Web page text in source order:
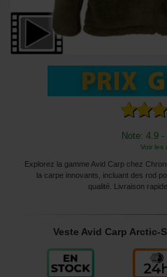
Note: 4.9 -
Voir les
Explorez la gamme Avid Carp chez
la carpe innovants, incluant des rod
qualité. Livraison
Veste Avid Carp Arctic-